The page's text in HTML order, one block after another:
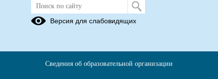
Наставничество
Версия для слабовидящих
Сведения об образовательной организации